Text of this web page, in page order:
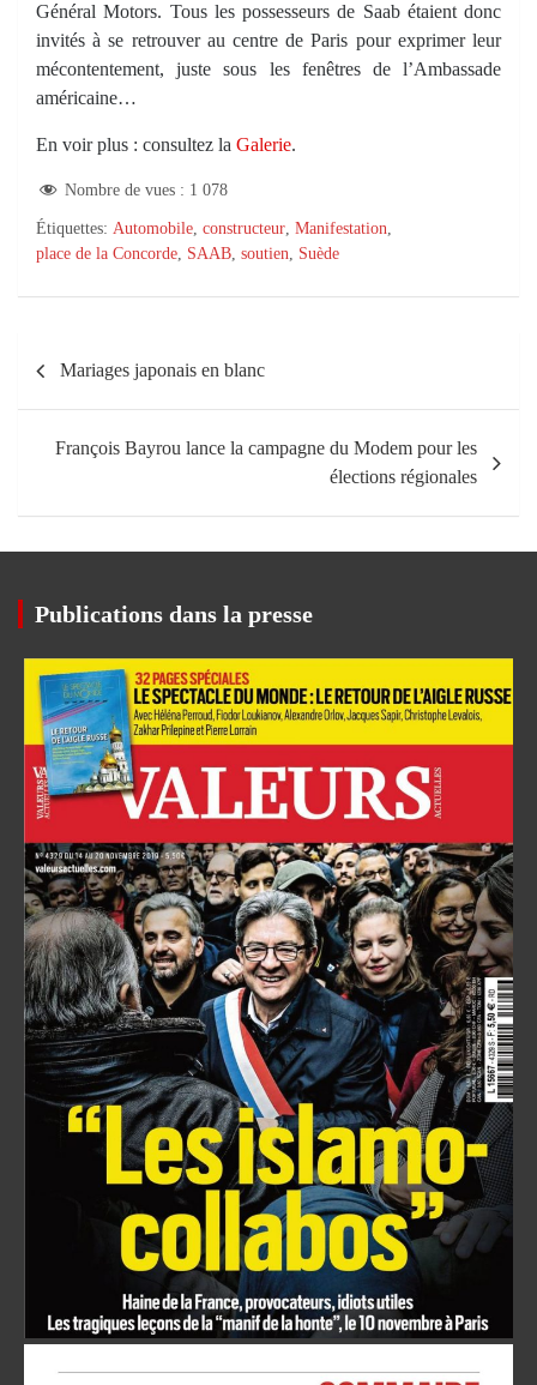
Général Motors. Tous les possesseurs de Saab étaient donc
invités à se retrouver au centre de Paris pour exprimer leur
mécontentement, juste sous les fenêtres de l’Ambassade
américaine…
En voir plus : consultez la Galerie.
Nombre de vues : 1 078
Étiquettes: Automobile constructeur Manifestation
place de la Concorde SAAB soutien Suède
Navigation
de
l’article
Mariages japonais en blanc
François Bayrou lance la campagne du Modem pour les
élections régionales
Publications dans la presse